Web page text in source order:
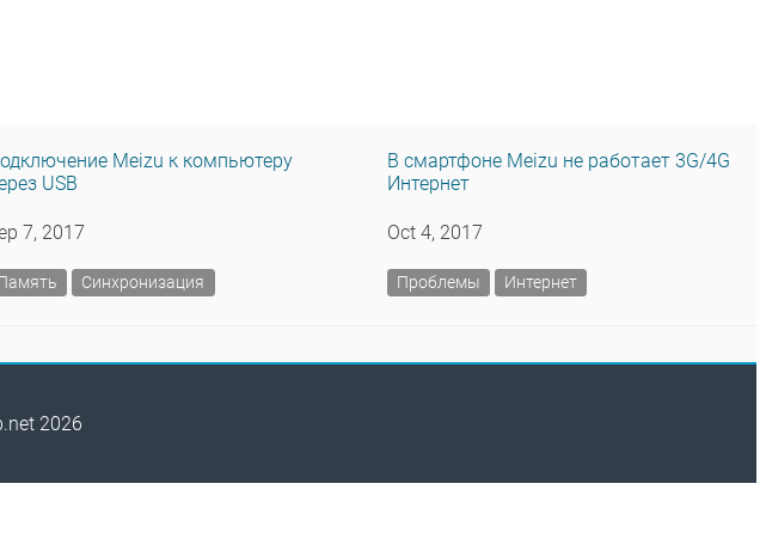
Meizu к компьютеру
USB
7, 2017
Синхронизация
В смартфоне Meizu не работает 3G/4G
Интернет
Oct 4, 2017
Проблемы Интернет
2026